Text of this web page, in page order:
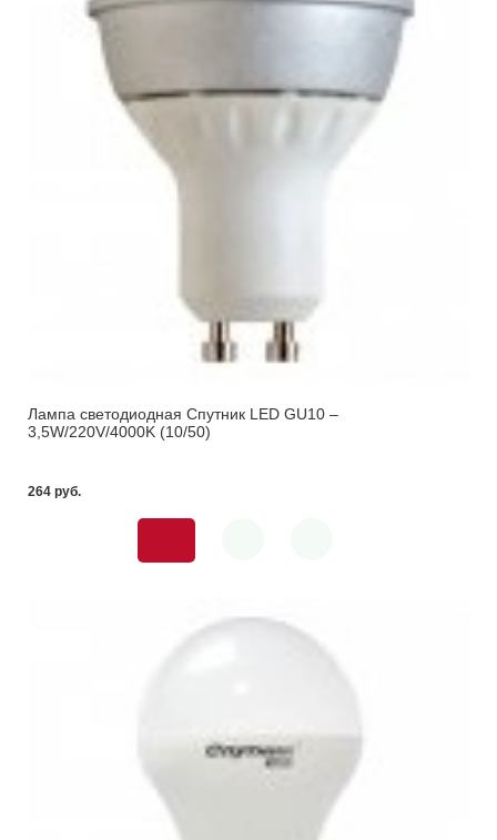
Лампа светодиодная Спутник LED GU10 –
3,5W/220V/4000K (10/50)
264 pуб.